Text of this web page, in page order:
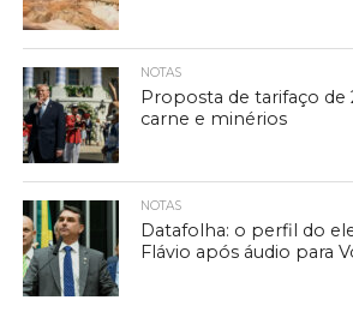
NOTAS
Proposta de tarifaço de
carne e minérios
NOTAS
Datafolha: o perfil do
Flávio após áudio para